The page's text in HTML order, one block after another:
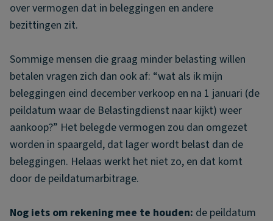
over vermogen dat in beleggingen en andere
bezittingen zit.
Sommige mensen die graag minder belasting willen
betalen vragen zich dan ook af: “wat als ik mijn
beleggingen eind december verkoop en na 1 januari (de
peildatum waar de Belastingdienst naar kijkt) weer
aankoop?” Het belegde vermogen zou dan omgezet
worden in spaargeld, dat lager wordt belast dan de
beleggingen. Helaas werkt het niet zo, en dat komt
door de peildatumarbitrage.
Nog iets om rekening mee te houden: de peildatum